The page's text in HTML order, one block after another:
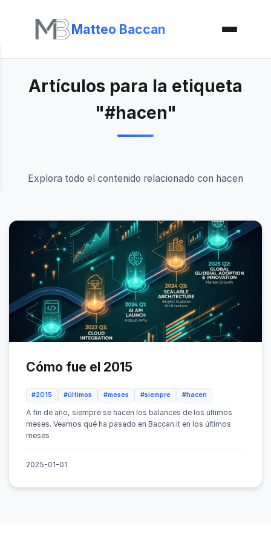
Matteo Baccan
Artículos para la etiqueta
"#hacen"
Explora todo el contenido relacionado con hacen
Cómo fue el 2015
#2015 #últimos #meses #siempre #hacen
A fin de año, siempre se hacen los balances de los últimos
meses. Veamos qué ha pasado en Baccan.it en los últimos
meses
2025-01-01